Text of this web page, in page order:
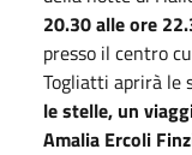
20.30 alle ore
presso il centro
Togliatti aprirà le
le stelle, un
Amalia Ercoli Finz